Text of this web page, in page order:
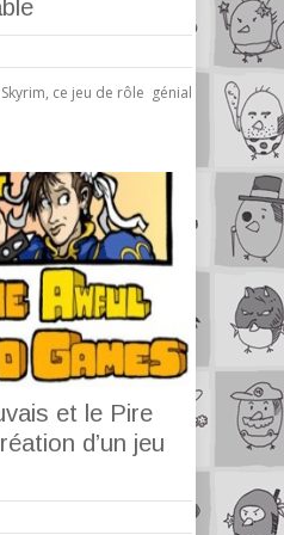
ce jeu de rôle génial
et le Pire
d’un jeu